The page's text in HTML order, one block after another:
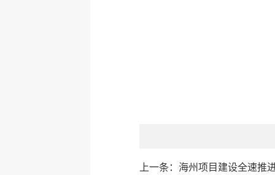
上一条： 海州项目建设全速推